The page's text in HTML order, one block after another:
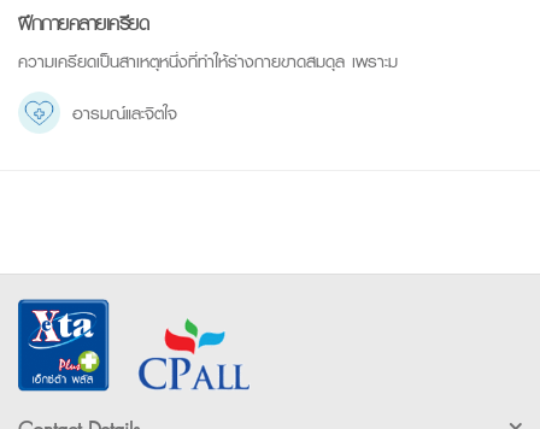
ฝึกกายคลายเครียด
ความเครียดเป็นสาเหตุหนึ่งที่ทำให้ร่างกายขาดสมดุล เพราะม
อารมณ์และจิตใจ